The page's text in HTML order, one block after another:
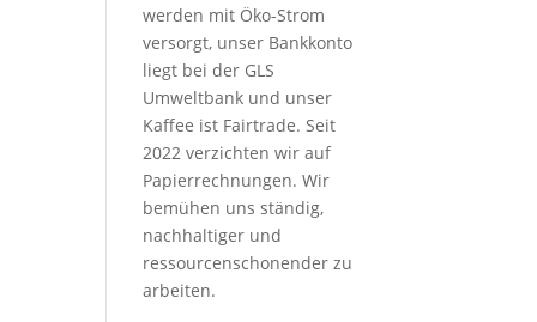
werden mit Öko-Strom
versorgt, unser Bankkonto
liegt bei der GLS
Umweltbank und unser
Kaffee ist Fairtrade. Seit
2022 verzichten wir auf
Papierrechnungen. Wir
bemühen uns ständig,
nachhaltiger und
ressourcenschonender zu
arbeiten.